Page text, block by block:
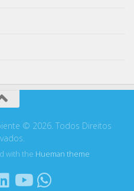
© 2026. Todos Direitos
with the Hueman theme